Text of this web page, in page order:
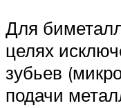
Для
целях
зубьев
подачи